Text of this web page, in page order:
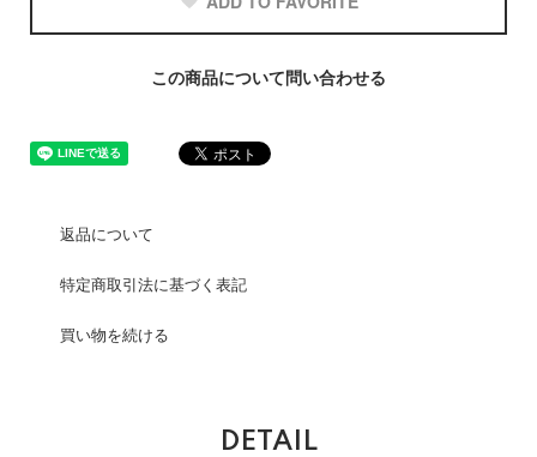
この商品について問い合わせる
返品について
特定商取引法に基づく表記
買い物を続ける
DETAIL